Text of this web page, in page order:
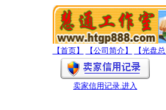
【首页】 【公司简介】 【光盘
卖家信用记录.进入